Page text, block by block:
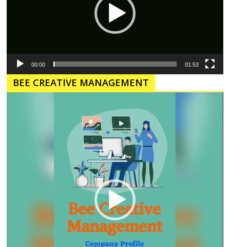
00:00 01:53
BEE CREATIVE MANAGEMENT